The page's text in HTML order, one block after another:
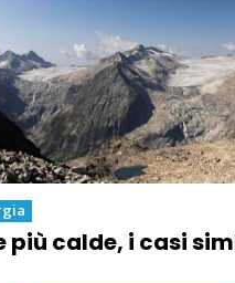
più calde, i casi